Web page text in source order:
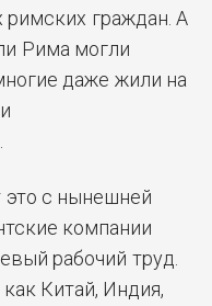
римских граждан. А
Рима могли
даже жили на
с нынешней
компании
рабочий труд.
Китай, Индия,